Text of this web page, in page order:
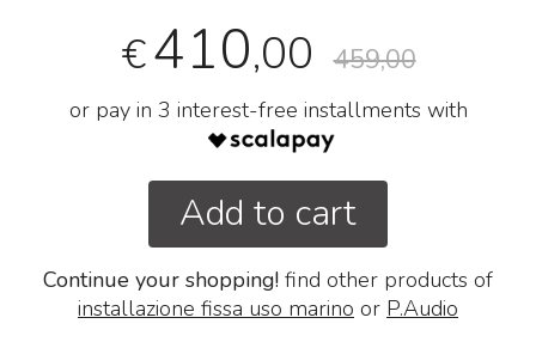
€410,00 459,00
or pay in 3 interest-free installments with
Add to cart
Continue your shopping! find other products of
installazione fissa uso marino or P.Audio